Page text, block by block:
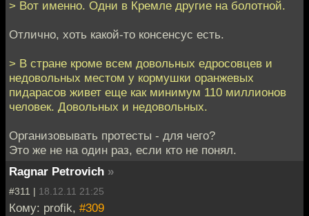
> Вот именно. Одни в Кремле другие на болотной.
Отлично, хоть какой-то консенсус есть.
> В стране кроме всем довольных едросовцев и
недовольных местом у кормушки оранжевых
пидарасов живет еще как минимум 110 миллионов
человек. Довольных и недовольных.
Организовывать протесты - для чего?
Это же не на один раз, если кто не понял.
Ragnar Petrovich »
#311 | 18.12.11 21:25
Кому: profik, #309